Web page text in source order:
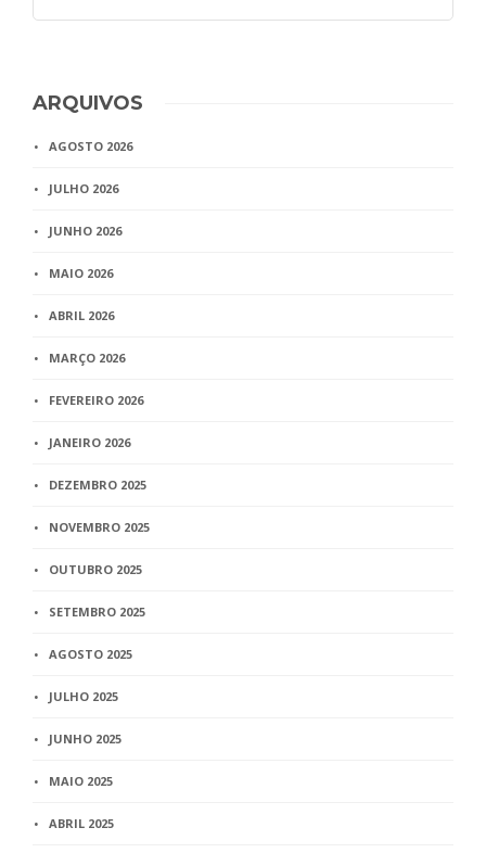
ARQUIVOS
AGOSTO 2026
JULHO 2026
JUNHO 2026
MAIO 2026
ABRIL 2026
MARÇO 2026
FEVEREIRO 2026
JANEIRO 2026
DEZEMBRO 2025
NOVEMBRO 2025
OUTUBRO 2025
SETEMBRO 2025
AGOSTO 2025
JULHO 2025
JUNHO 2025
MAIO 2025
ABRIL 2025